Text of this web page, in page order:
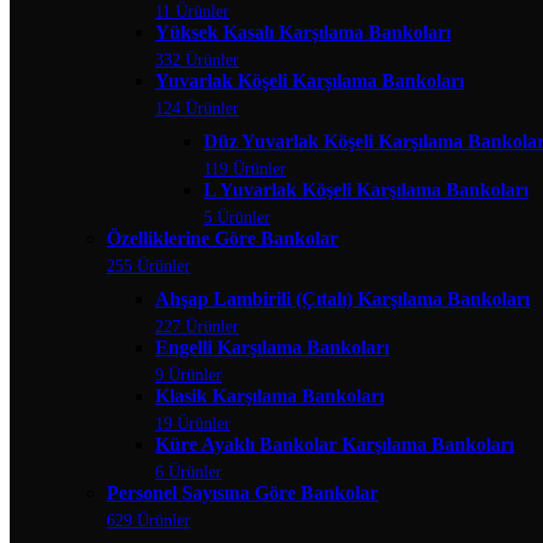
11 Ürünler
Yüksek Kasalı Karşılama Bankoları
332 Ürünler
Yuvarlak Köşeli Karşılama Bankoları
124 Ürünler
Düz Yuvarlak Köşeli Karşılama
119 Ürünler
L Yuvarlak Köşeli Karşılama Bankoları
5 Ürünler
Özelliklerine Göre Bankolar
255 Ürünler
Ahşap Lambirili (Çıtalı) Karşılama Bankoları
227 Ürünler
Engelli Karşılama Bankoları
9 Ürünler
Klasik Karşılama Bankoları
19 Ürünler
Küre Ayaklı Bankolar Karşılama Bankoları
6 Ürünler
Personel Sayısına Göre Bankolar
629 Ürünler